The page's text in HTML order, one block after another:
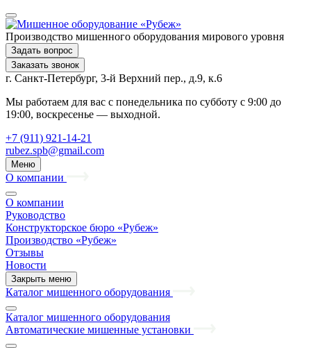
Производство мишенного оборудования мирового уровня
Задать вопрос
Заказать звонок
г. Санкт-Петербург, 3-й Верхний пер., д.9, к.6
Мы работаем для вас с понедельника по субботу с 9:00 до
19:00, воскресенье — выходной.
+7 (911) 921-14-21
rubez.spb@gmail.com
Меню
О компании
О компании
Руководство
Конструкторское бюро «Рубеж»
Производство «Рубеж»
Отзывы
Новости
Закрыть меню
Каталог мишенного оборудования
Каталог мишенного оборудования
Автоматические мишенные установки